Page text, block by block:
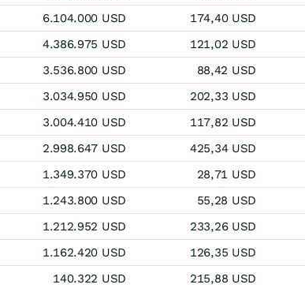
6.104.000 USD 174,40 USD
4.386.975 USD 121,02 USD
3.536.800 USD 88,42 USD
3.034.950 USD 202,33 USD
3.004.410 USD 117,82 USD
2.998.647 USD 425,34 USD
1.349.370 USD 28,71 USD
1.243.800 USD 55,28 USD
1.212.952 USD 233,26 USD
1.162.420 USD 126,35 USD
140.322 USD 215,88 USD